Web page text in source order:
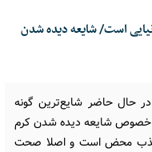
است/ شایعه دیده شدن
در حال حاضر شایع‌ترین گونه
خصوص شایعه دیده شدن کرم
کذب محض است و اصلا صحت